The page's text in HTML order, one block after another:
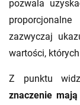
pozwala
zazwyczaj
wartości,
Z punktu
znaczenie